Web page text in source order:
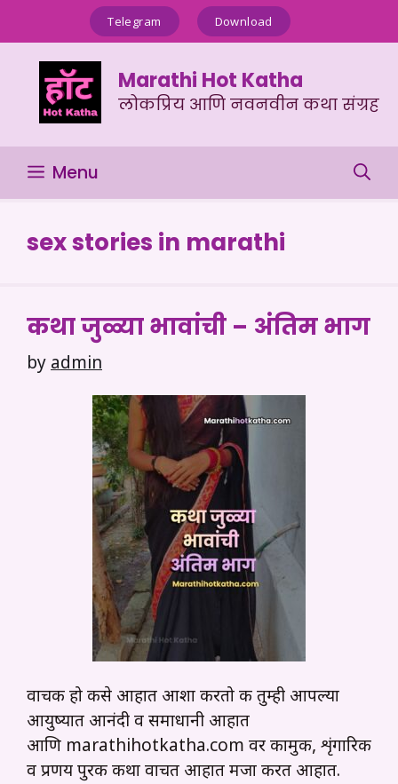
content
Telegram Download
Marathi Hot Katha
लोकप्रिय आणि नवनवीन कथा संग्रह
Menu
sex stories in marathi
कथा जुळ्या भावांची – अंतिम भाग
by admin
वाचक हो कसे आहात आशा करतो की तुम्ही आपल्या
आयुष्यात आनंदी व समाधानी आहात
आणि marathihotkatha.com वर कामुक, शृंगारिक
व प्रणय पुरक कथा वाचत आहात मजा करत आहात.